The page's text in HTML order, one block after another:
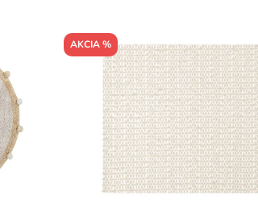
AKCIA %